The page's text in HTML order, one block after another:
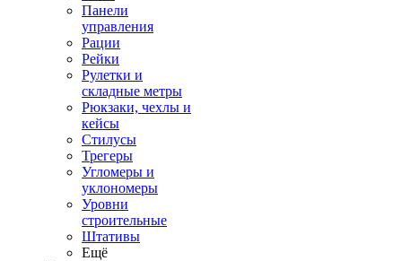
Панели
управления
Рации
Рейки
Рулетки и
складные метры
Рюкзаки, чехлы и
кейсы
Стилусы
Трегеры
Угломеры и
уклономеры
Уровни
строительные
Штативы
Ещё